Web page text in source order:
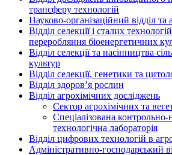
трансферу технологій
Науково-організаційний відділ та
Відділ селекції і сталих
переробляння біоенергетичних
Відділ селекції та насінництва
культур
Відділ селекції, генетики та
Відділ здоров’я рослин
Відділ агрохімічних досліджень
Сектор агрохімічних та
Спеціалізована контрольно-
технологічна лабораторія
Відділ цифрових технологій в
Адміністративно-господарський